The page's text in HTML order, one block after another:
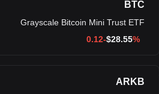
BTC
Grayscale Bitcoin Mini Trust ETF
$28.55%-0.12
ARKB